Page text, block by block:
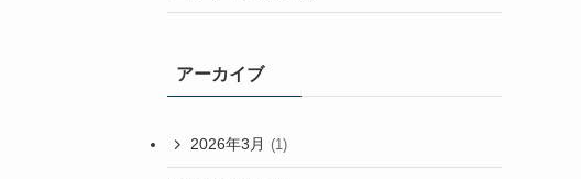
アーカイブ
2026年3月 (1)